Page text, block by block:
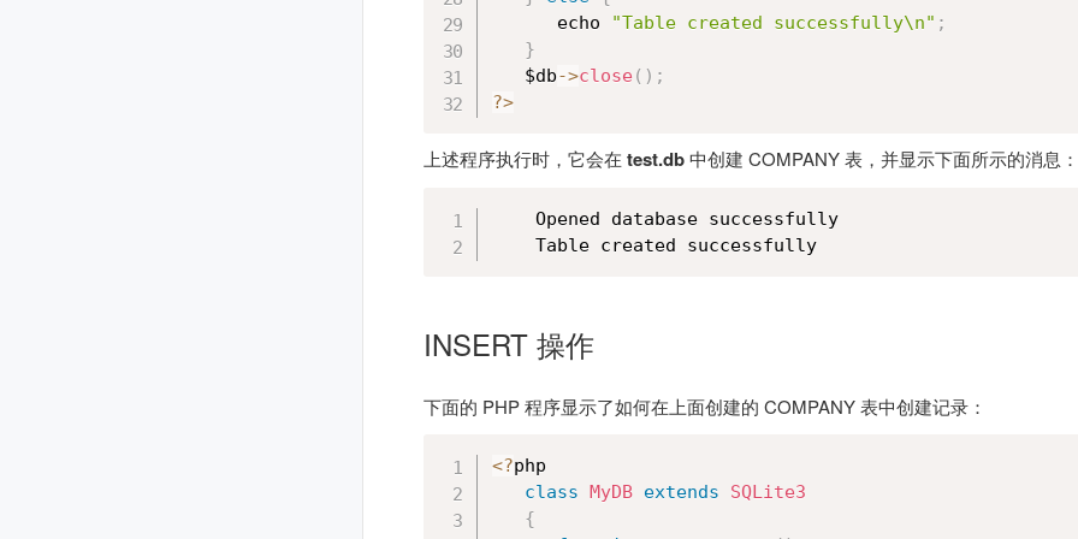
      echo
"Table created successfully\n" ;
}
   $db
->close( ) ;
?>
上述程序执行时，它会在 test.db中创建 COMPANY 表，并显示下面所示的消息：
    Opened database successfully
    Table created successfully
INSERT 操作
下面的 PHP 程序显示了如何在上面创建的 COMPANY 表中创建记录：
<?php
class
MyDB extends
SQLite3
{